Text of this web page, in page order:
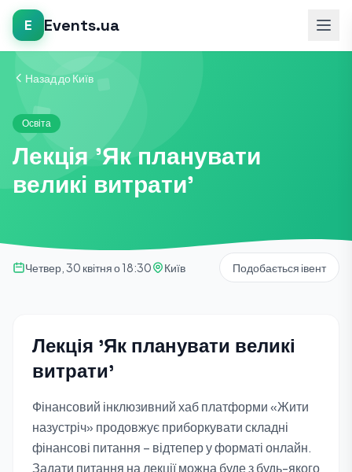
E Events.ua
Назад до Київ
Освіта
Лекція 'Як планувати
великі витрати'
Четвер, 30 квітня о 18:30 Київ Подобається івент
Лекція 'Як планувати великі
витрати'
Фінансовий інклюзивний хаб платформи «Жити
назустріч» продовжує приборкувати складні
фінансові питання – відтепер у форматі онлайн.
Задати питання на лекції можна буде з будь-якого